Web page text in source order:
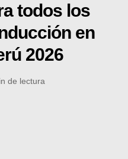
todos los
en
2026
de lectura